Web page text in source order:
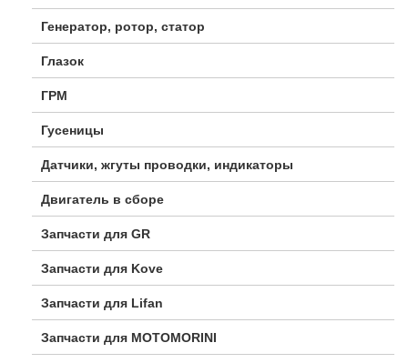
Генератор, ротор, статор
Глазок
ГРМ
Гусеницы
Датчики, жгуты проводки, индикаторы
Двигатель в сборе
Запчасти для GR
Запчасти для Kove
Запчасти для Lifan
Запчасти для MOTOMORINI